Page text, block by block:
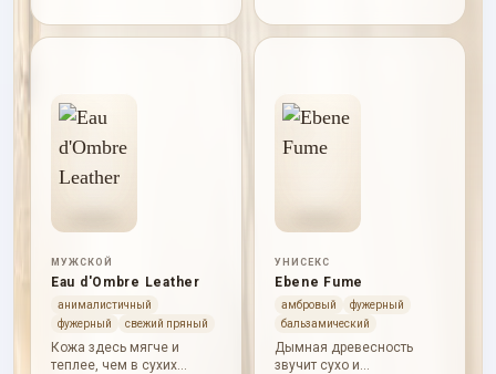
древесные ноты и мягкую
пудру.
раскрывают живой
розовый центр. Цветок
древесная подложка
делают базу глубже.
МУЖСКОЙ
Eau d'Ombre Leather
анималистичный
фужерный
свежий пряный
Кожа здесь мягче и
теплее, чем в сухих
УНИСЕКС
Ebene Fume
амбровый
фужерный
бальзамический
Дымная древесность
звучит сухо и